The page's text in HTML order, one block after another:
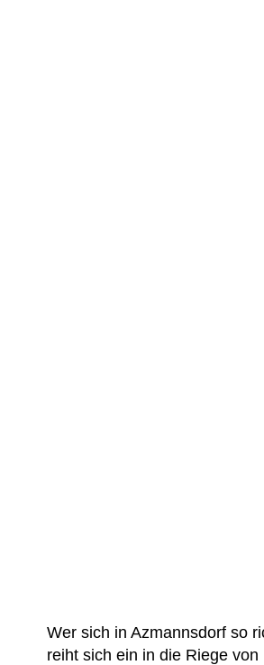
Wer sich in Azmannsdorf so
reiht sich ein in die Riege